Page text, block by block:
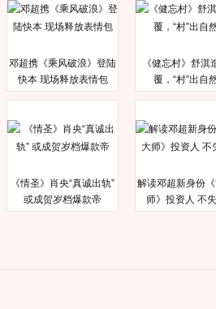
邓超携《乘风破浪》登陆
快本 现场释放表情包
《健忘村》舒淇
覆，“村”出自
《情圣》肖央“真诚出轨”
或成贺岁档爆款帝
解读邓超新身份
师》投资人 不